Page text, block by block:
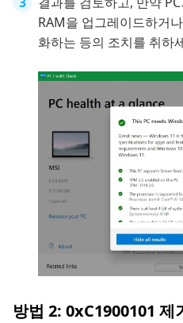
RAM을 업그레이드하거
화하는 등의 조치를 취하
방법 2: 0xC1900101 제